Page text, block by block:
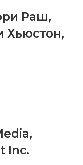
Раш,
Хьюстон,
,
Inc.